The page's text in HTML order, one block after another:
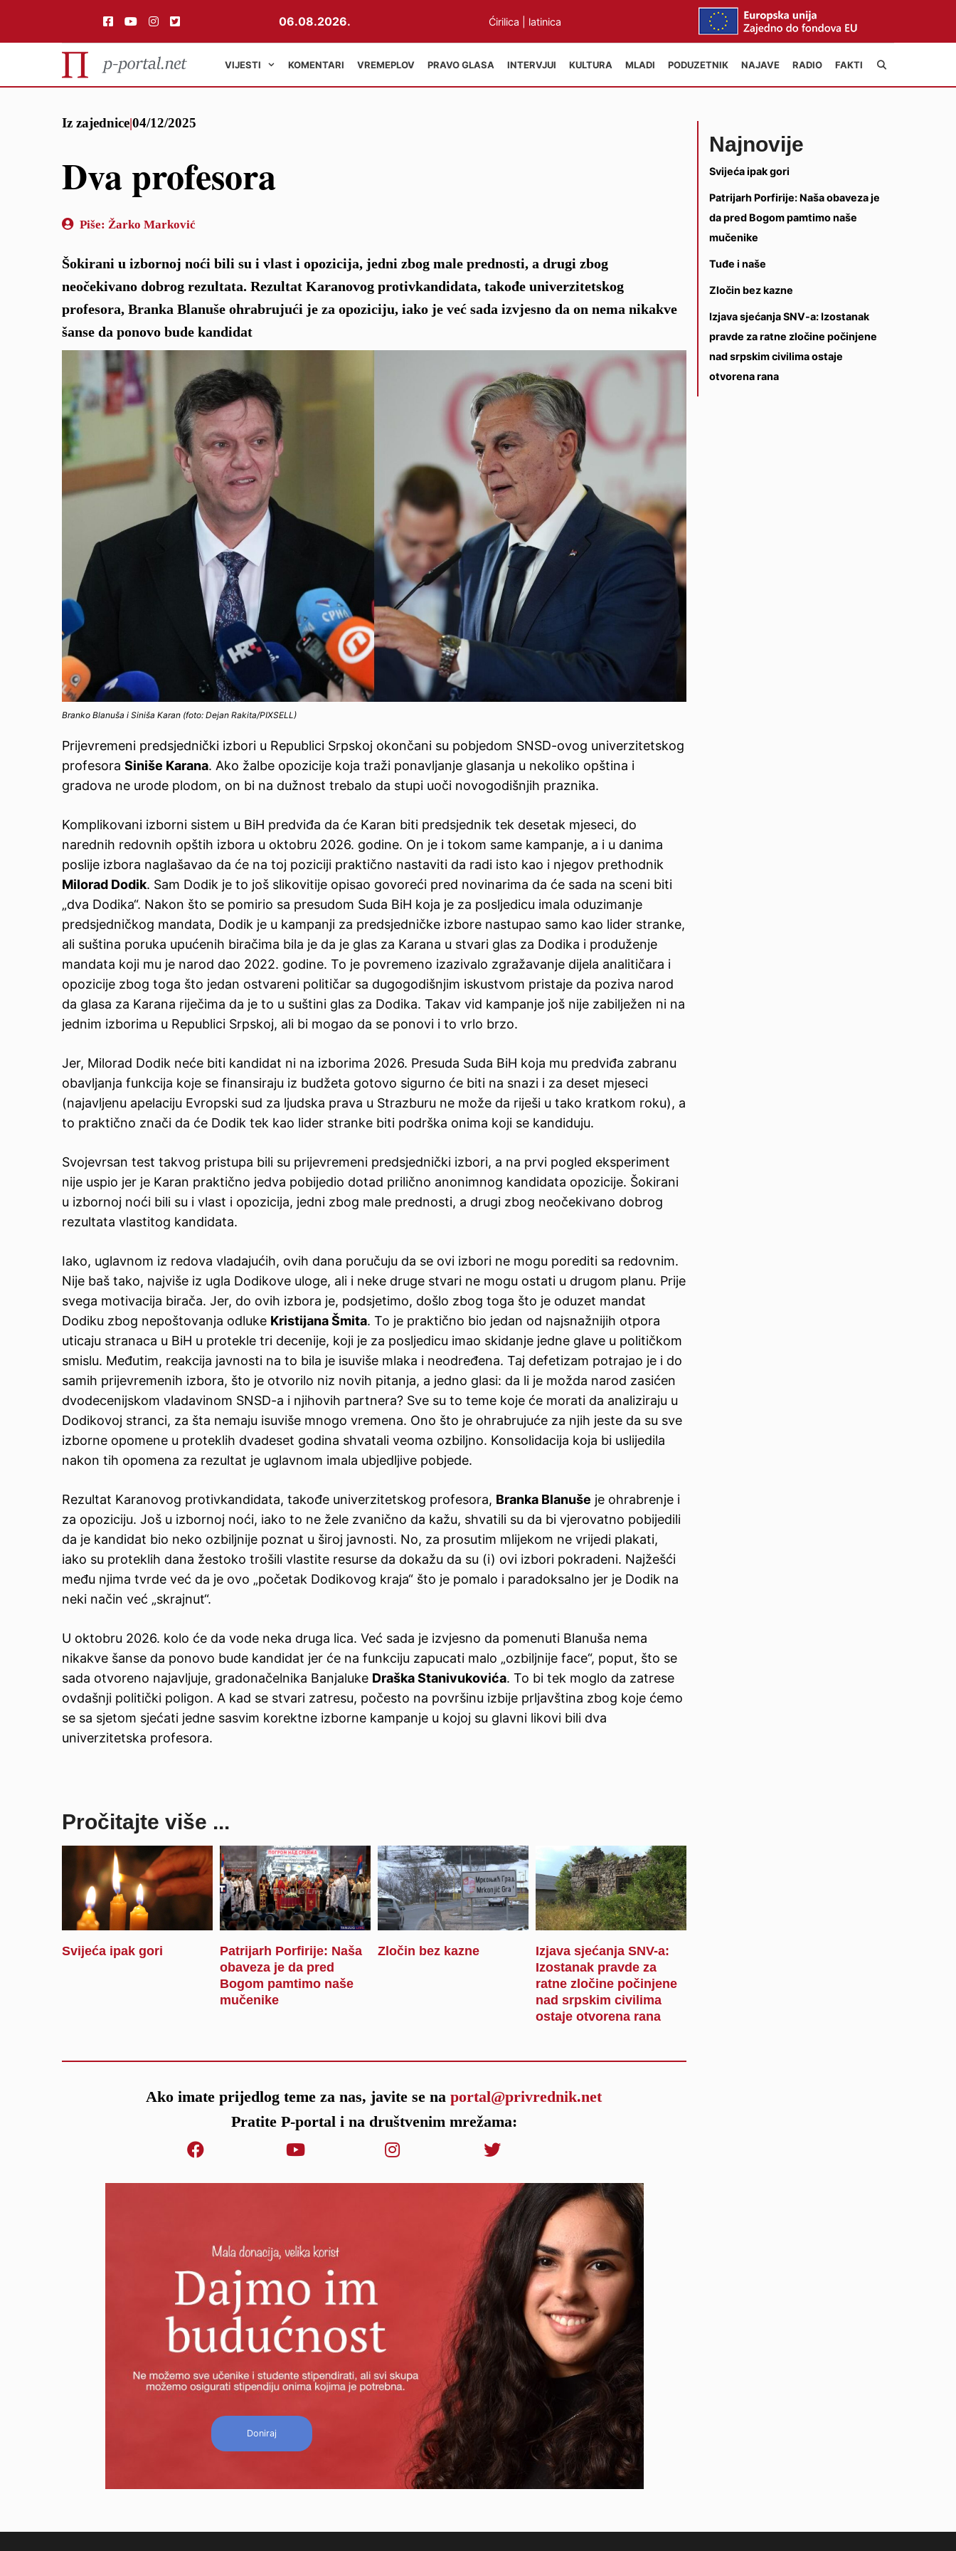
06.08.2026. Ćirilica latinica
VIJESTI KOMENTARI VREMEPLOV PRAVO GLASA INTERVJUI KULTURA MLADI PODUZETNIK NAJAVE RADIO FAKTI
Iz zajednice|04/12/2025
Dva profesora
Piše: Žarko Marković
Šokirani u izbornoj noći bili su i vlast i opozicija, jedni zbog male prednosti, a drugi zbog
neočekivano dobrog rezultata. Rezultat Karanovog protivkandidata, takođe univerzitetskog
profesora, Branka Blanuše ohrabrujući je za opoziciju, iako je već sada izvjesno da on nema nikakve
šanse da ponovo bude kandidat
Branko Blanuša i Siniša Karan (foto: Dejan Rakita/PIXSELL)
Prijevremeni predsjednički izbori u Republici Srpskoj okončani su pobjedom SNSD-ovog univerzitetskog
profesora Siniše Karana. Ako žalbe opozicije koja traži ponavljanje glasanja u nekoliko opština i
gradova ne urode plodom, on bi na dužnost trebalo da stupi uoči novogodišnjih praznika.
Komplikovani izborni sistem u BiH predviđa da će Karan biti predsjednik tek desetak mjeseci, do
narednih redovnih opštih izbora u oktobru 2026. godine. On je i tokom same kampanje, a i u danima
poslije izbora naglašavao da će na toj poziciji praktično nastaviti da radi isto kao i njegov prethodnik
Milorad Dodik. Sam Dodik je to još slikovitije opisao govoreći pred novinarima da će sada na sceni biti
„dva Dodika“. Nakon što se pomirio sa presudom Suda BiH koja je za posljedicu imala oduzimanje
predsjedničkog mandata, Dodik je u kampanji za predsjedničke izbore nastupao samo kao lider stranke,
ali suština poruka upućenih biračima bila je da je glas za Karana u stvari glas za Dodika i produženje
mandata koji mu je narod dao 2022. godine. To je povremeno izazivalo zgražavanje dijela analitičara i
opozicije zbog toga što jedan ostvareni političar sa dugogodišnjim iskustvom pristaje da poziva narod
da glasa za Karana riječima da je to u suštini glas za Dodika. Takav vid kampanje još nije zabilježen ni na
jednim izborima u Republici Srpskoj, ali bi mogao da se ponovi i to vrlo brzo.
Jer, Milorad Dodik neće biti kandidat ni na izborima 2026. Presuda Suda BiH koja mu predviđa zabranu
obavljanja funkcija koje se finansiraju iz budžeta gotovo sigurno će biti na snazi i za deset mjeseci
(najavljenu apelaciju Evropski sud za ljudska prava u Strazburu ne može da riješi u tako kratkom roku), a
to praktično znači da će Dodik tek kao lider stranke biti podrška onima koji se kandiduju.
Svojevrsan test takvog pristupa bili su prijevremeni predsjednički izbori, a na prvi pogled eksperiment
nije uspio jer je Karan praktično jedva pobijedio dotad prilično anonimnog kandidata opozicije. Šokirani
u izbornoj noći bili su i vlast i opozicija, jedni zbog male prednosti, a drugi zbog neočekivano dobrog
rezultata vlastitog kandidata.
Iako, uglavnom iz redova vladajućih, ovih dana poručuju da se ovi izbori ne mogu porediti sa redovnim.
Nije baš tako, najviše iz ugla Dodikove uloge, ali i neke druge stvari ne mogu ostati u drugom planu. Prije
svega motivacija birača. Jer, do ovih izbora je, podsjetimo, došlo zbog toga što je oduzet mandat
Dodiku zbog nepoštovanja odluke Kristijana Šmita. To je praktično bio jedan od najsnažnijih otpora
uticaju stranaca u BiH u protekle tri decenije, koji je za posljedicu imao skidanje jedne glave u političkom
smislu. Međutim, reakcija javnosti na to bila je isuviše mlaka i neodređena. Taj defetizam potrajao je i do
samih prijevremenih izbora, što je otvorilo niz novih pitanja, a jedno glasi: da li je možda narod zasićen
dvodecenijskom vladavinom SNSD-a i njihovih partnera? Sve su to teme koje će morati da analiziraju u
Dodikovoj stranci, za šta nemaju isuviše mnogo vremena. Ono što je ohrabrujuće za njih jeste da su sve
izborne opomene u proteklih dvadeset godina shvatali veoma ozbiljno. Konsolidacija koja bi uslijedila
nakon tih opomena za rezultat je uglavnom imala ubjedljive pobjede.
Rezultat Karanovog protivkandidata, takođe univerzitetskog profesora, Branka Blanuše je ohrabrenje i
za opoziciju. Još u izbornoj noći, iako to ne žele zvanično da kažu, shvatili su da bi vjerovatno pobijedili
da je kandidat bio neko ozbiljnije poznat u široj javnosti. No, za prosutim mlijekom ne vrijedi plakati,
iako su proteklih dana žestoko trošili vlastite resurse da dokažu da su (i) ovi izbori pokradeni. Najžešći
među njima tvrde već da je ovo „početak Dodikovog kraja“ što je pomalo i paradoksalno jer je Dodik na
neki način već „skrajnut“.
U oktobru 2026. kolo će da vode neka druga lica. Već sada je izvjesno da pomenuti Blanuša nema
nikakve šanse da ponovo bude kandidat jer će na funkciju zapucati malo „ozbiljnije face“, poput, što se
sada otvoreno najavljuje, gradonačelnika Banjaluke Draška Stanivukovića. To bi tek moglo da zatrese
ovdašnji politički poligon. A kad se stvari zatresu, počesto na površinu izbije prljavština zbog koje ćemo
se sa sjetom sjećati jedne sasvim korektne izborne kampanje u kojoj su glavni likovi bili dva
univerzitetska profesora.
Pročitajte više ...
Svijeća ipak gori
Patrijarh Porfirije: Naša
obaveza je da pred
Bogom pamtimo naše
mučenike
Zločin bez kazne
Izjava sjećanja SNV-a:
Izostanak pravde za
ratne zločine počinjene
nad srpskim civilima
ostaje otvorena rana
Ako imate prijedlog teme za nas, javite se naportal@privrednik.net
Pratite P-portal i na društvenim mrežama:
Doniraj
Najnovije
Svijeća ipak gori
Patrijarh Porfirije: Naša obaveza je
da pred Bogom pamtimo naše
mučenike
Tuđe i naše
Zločin bez kazne
Izjava sjećanja SNV-a: Izostanak
pravde za ratne zločine počinjene
nad srpskim civilima ostaje
otvorena rana